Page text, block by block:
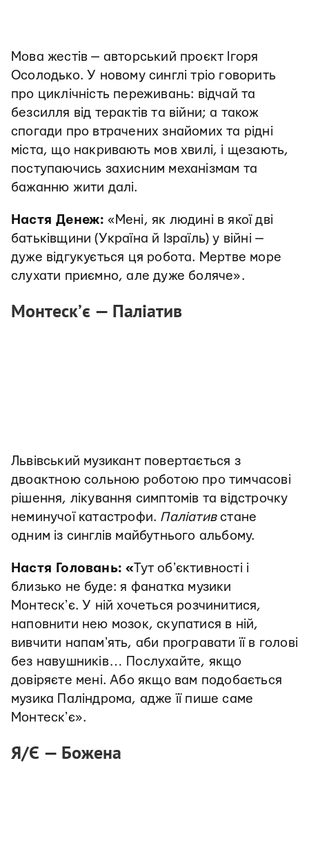
Мова жестів — авторський проєкт Ігоря
Осолодько. У новому синглі тріо говорить
про циклічність переживань: відчай та
безсилля від терактів та війни; а також
спогади про втрачених знайомих та рідні
міста, що накривають мов хвилі, і щезають,
поступаючись захисним механізмам та
бажанню жити далі.
Настя Денеж: «Мені, як людині в якої дві
батьківщини (Україна й Ізраїль) у війні —
дуже відгукується ця робота. Мертве море
слухати приємно, але дуже боляче».
Монтеск’є — Паліатив
Львівський музикант повертається з
двоактною сольною роботою про тимчасові
рішення, лікування симптомів та відстрочку
неминучої катастрофи. Паліативстане
одним із синглів майбутнього альбому.
Настя Головань: «Тут обʼєктивності і
близько не буде: я фанатка музики
Монтескʼє. У ній хочеться розчинитися,
наповнити нею мозок, скупатися в ній,
вивчити напамʼять, аби програвати її в голові
без навушників… Послухайте, якщо
довіряєте мені. Або якщо вам подобається
музика Паліндрома, адже її пише саме
Монтескʼє».
Я/Є — Божена